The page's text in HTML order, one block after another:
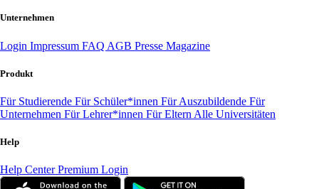
Unternehmen
Login Impressum FAQ AGB Presse Magazine
Produkt
Für Studierende Für Schüler*innen Für Auszubildende Für
Unternehmen Für Lehrer*innen Für Eltern Alle Universitäten
Help
Help CenterPremium Login